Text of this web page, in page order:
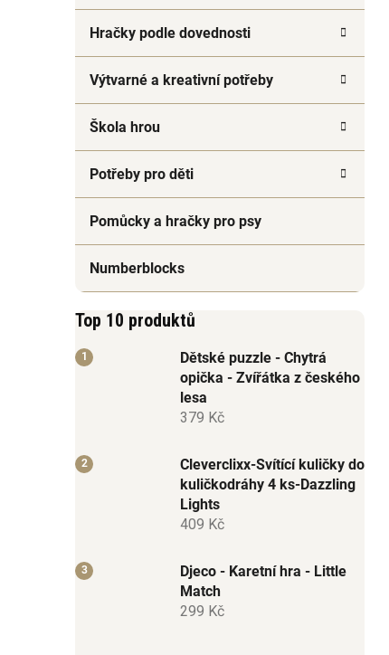
Hračky podle dovednosti
Výtvarné a kreativní potřeby
Škola hrou
Potřeby pro děti
Pomůcky a hračky pro psy
Numberblocks
Top 10 produktů
Dětské puzzle - Chytrá
opička - Zvířátka z českého
lesa
379 Kč
Cleverclixx-Svítící kuličky do
kuličkodráhy 4 ks-Dazzling
Lights
409 Kč
Djeco - Karetní hra - Little
Match
299 Kč